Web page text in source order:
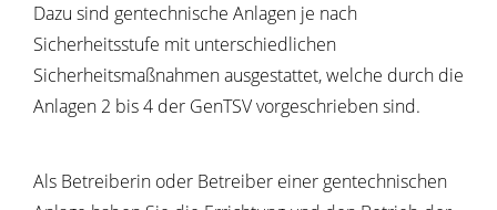
Dazu sind gentechnische Anlagen je nach
Sicherheitsstufe mit unterschiedlichen
Sicherheitsmaßnahmen ausgestattet, welche durch die
Anlagen 2 bis 4 der GenTSV vorgeschrieben sind.
Als Betreiberin oder Betreiber einer gentechnischen